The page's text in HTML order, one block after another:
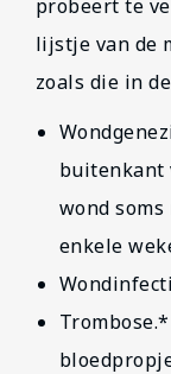
probeert te
lijstje van de
zoals die in
buitenkant
wond
enkele